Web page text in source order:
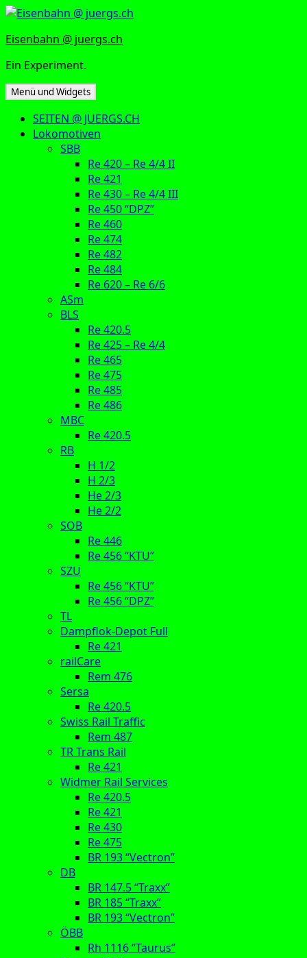
Zum
springen
Eisenbahn @ juergs.ch
Ein Experiment.
Menü und Widgets
SEITEN @ JUERGS.CH
Lokomotiven
SBB
Re 420 – Re 4/4 II
Re 421
Re 430 – Re 4/4 III
Re 450 “DPZ”
Re 460
Re 474
Re 482
Re 484
Re 620 – Re 6/6
ASm
BLS
Re 420.5
Re 425 – Re 4/4
Re 465
Re 475
Re 485
Re 486
MBC
Re 420.5
RB
H 1/2
H 2/3
He 2/3
He 2/2
SOB
Re 446
Re 456 “KTU”
SZU
Re 456 “KTU”
Re 456 “DPZ”
TL
Dampflok-Depot Full
Re 421
railCare
Rem 476
Sersa
Re 420.5
Swiss Rail Traffic
Rem 487
TR Trans Rail
Re 421
Widmer Rail Services
Re 420.5
Re 421
Re 430
Re 475
BR 193 “Vectron”
DB
BR 147.5 “Traxx”
BR 185 “Traxx”
BR 193 “Vectron”
ÖBB
Rh 1116 “Taurus”